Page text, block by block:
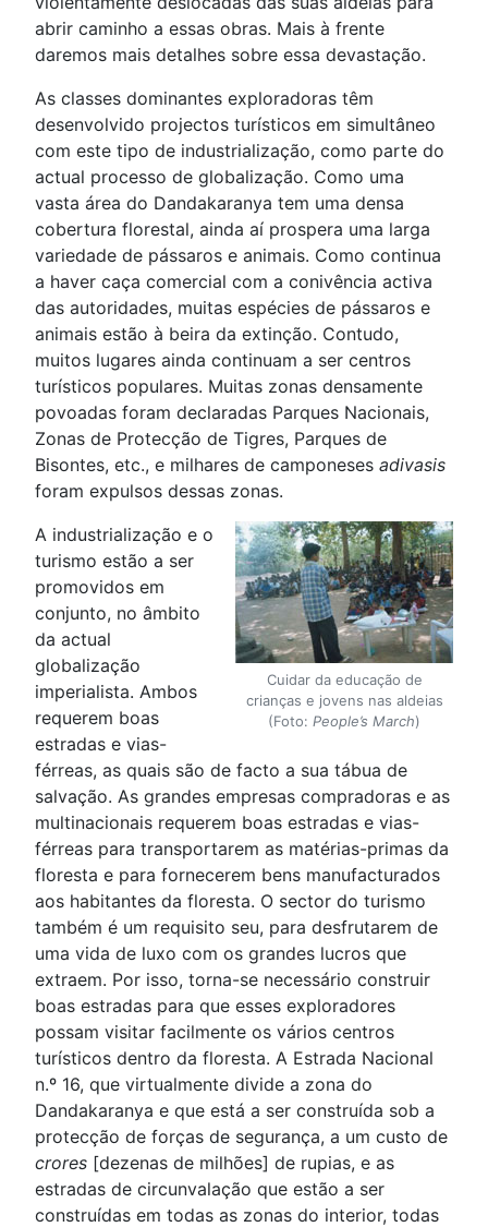
abrir caminho a essas obras. Mais à frente
daremos mais detalhes sobre essa devastação.
As classes dominantes exploradoras têm
desenvolvido projectos turísticos em simultâneo
com este tipo de industrialização, como parte do
actual processo de globalização. Como uma
vasta área do Dandakaranya tem uma densa
cobertura florestal, ainda aí prospera uma larga
variedade de pássaros e animais. Como continua
a haver caça comercial com a conivência activa
das autoridades, muitas espécies de pássaros e
animais estão à beira da extinção. Contudo,
muitos lugares ainda continuam a ser centros
turísticos populares. Muitas zonas densamente
povoadas foram declaradas Parques Nacionais,
Zonas de Protecção de Tigres, Parques de
Bisontes, etc., e milhares de camponeses adivasis
foram expulsos dessas zonas.
Cuidar da educação de
crianças e jovens nas aldeias
(Foto: People’s March)
A industrialização e o
turismo estão a ser
promovidos em
conjunto, no âmbito
da actual
globalização
imperialista. Ambos
requerem boas
estradas e vias-
férreas, as quais são de facto a sua tábua de
salvação. As grandes empresas compradoras e as
multinacionais requerem boas estradas e vias-
férreas para transportarem as matérias-primas da
floresta e para fornecerem bens manufacturados
aos habitantes da floresta. O sector do turismo
também é um requisito seu, para desfrutarem de
uma vida de luxo com os grandes lucros que
extraem. Por isso, torna-se necessário construir
boas estradas para que esses exploradores
possam visitar facilmente os vários centros
turísticos dentro da floresta. A Estrada Nacional
n.º 16, que virtualmente divide a zona do
Dandakaranya e que está a ser construída sob a
protecção de forças de segurança, a um custo de
crores [dezenas de milhões] de rupias, e as
estradas de circunvalação que estão a ser
construídas em todas as zonas do interior, todas